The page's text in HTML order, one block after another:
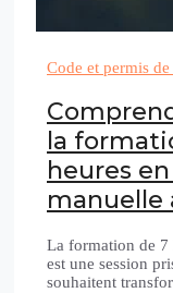
Code et permis
la
heures
manuelle
La formation de 7
est une session
souhaitent